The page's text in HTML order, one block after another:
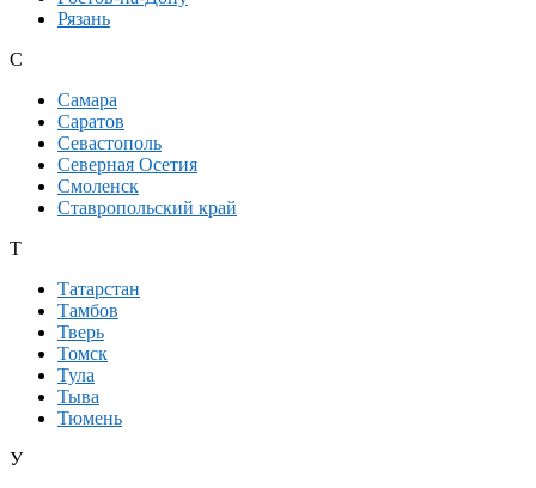
Рязань
С
Самара
Саратов
Севастополь
Северная Осетия
Смоленск
Ставропольский край
Т
Татарстан
Тамбов
Тверь
Томск
Тула
Тыва
Тюмень
У